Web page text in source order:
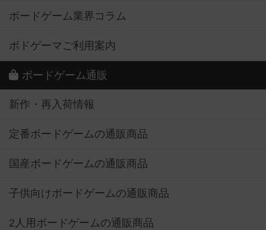
ボードゲーム業界コラム
ボドゲーマご利用案内
ボードゲーム通販
新作・再入荷情報
定番ボードゲームの通販商品
国産ボードゲームの通販商品
子供向けボードゲームの通販商品
2人用ボードゲームの通販商品